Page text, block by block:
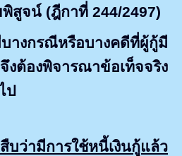
สูจน์ (ฎีกาที่ 244/2497)
บางกรณีหรือบางคดีที่ผู้กู้มี
งต้องพิจารณาข้อเท็จจริง
ป
บว่ามีการใช้หนี้เงินกู้แล้ว